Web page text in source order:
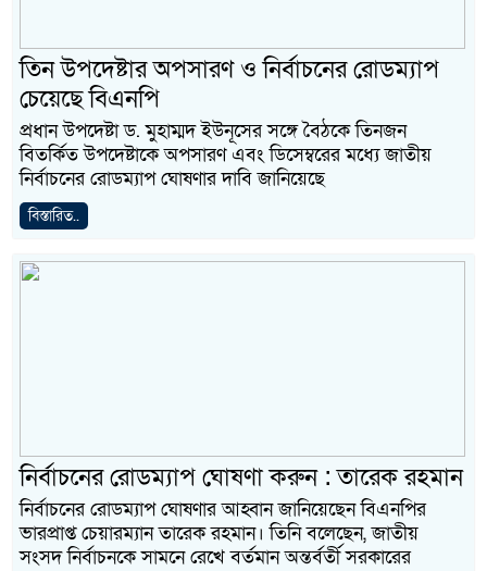
তিন উপদেষ্টার অপসারণ ও নির্বাচনের রোডম্যাপ
চেয়েছে বিএনপি
প্রধান উপদেষ্টা ড. মুহাম্মদ ইউনূসের সঙ্গে বৈঠকে তিনজন
বিতর্কিত উপদেষ্টাকে অপসারণ এবং ডিসেম্বরের মধ্যে জাতীয়
নির্বাচনের রোডম্যাপ ঘোষণার দাবি জানিয়েছে
বিস্তারিত..
নির্বাচনের রোডম্যাপ ঘোষণা করুন : তারেক রহমান
নির্বাচনের রোডম্যাপ ঘোষণার আহ্বান জানিয়েছেন বিএনপির
ভারপ্রাপ্ত চেয়ারম্যান তারেক রহমান। তিনি বলেছেন, জাতীয়
সংসদ নির্বাচনকে সামনে রেখে বর্তমান অন্তর্বর্তী সরকারের